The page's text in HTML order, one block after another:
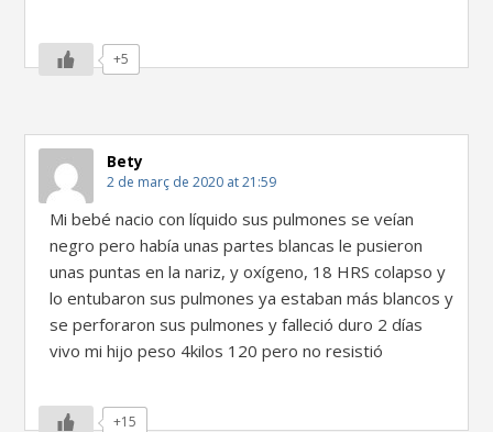
+5
Bety
2 de març de 2020 at 21:59
Mi bebé nacio con líquido sus pulmones se veían
negro pero había unas partes blancas le pusieron
unas puntas en la nariz, y oxígeno, 18 HRS colapso y
lo entubaron sus pulmones ya estaban más blancos y
se perforaron sus pulmones y falleció duro 2 días
vivo mi hijo peso 4kilos 120 pero no resistió
+15